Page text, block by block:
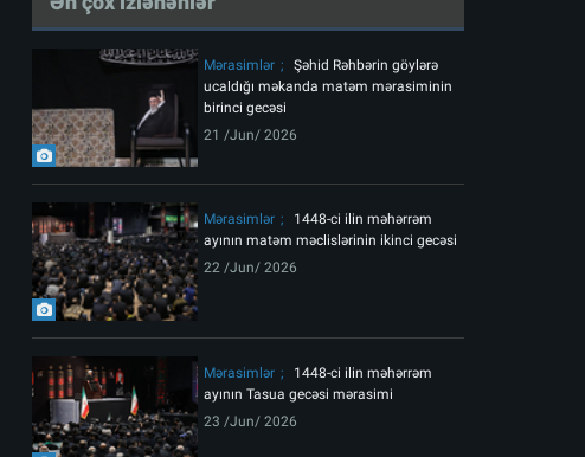
Next
Mərasimlər
Şəhid Rəhbərin göylərə
ucaldığı məkanda matəm mərasiminin
birinci gecəsi
21 /Jun/ 2026
Mərasimlər
1448-ci ilin məhərrəm
ayının matəm məclislərinin ikinci gecəsi
22 /Jun/ 2026
Mərasimlər
1448-ci ilin məhərrəm
ayının Tasua gecəsi mərasimi
23 /Jun/ 2026